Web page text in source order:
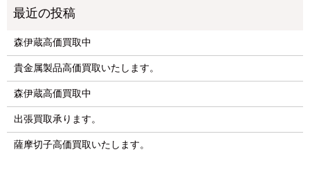
森伊蔵高価買取中
貴金属製品高価買取いたします。
森伊蔵高価買取中
出張買取承ります。
薩摩切子高価買取いたします。